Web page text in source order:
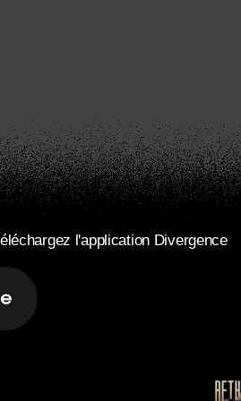
l'application Divergence